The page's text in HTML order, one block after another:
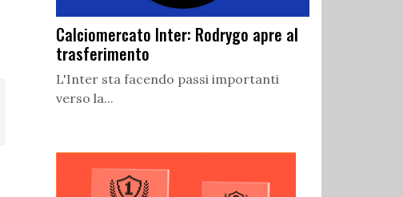
Calciomercato Inter: Rodrygo apre al
trasferimento
L'Inter sta facendo passi importanti
verso la...